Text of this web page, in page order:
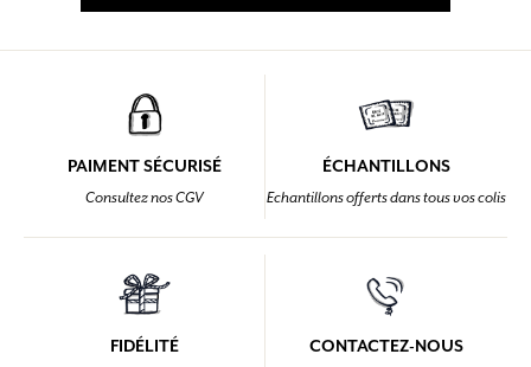
PAIMENT SÉCURISÉ
Consultez nos CGV
ÉCHANTILLONS
Echantillons offerts dans tous vos colis
FIDÉLITÉ CONTACTEZ-NOUS